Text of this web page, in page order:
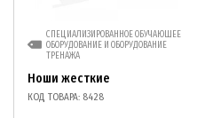
СПЕЦИАЛИЗИРОВАННОЕ ОБУЧАЮЩЕЕ
ОБОРУДОВАНИЕ И ОБОРУДОВАНИЕ
ТРЕНАЖА
Ноши жесткие
КОД ТОВАРА: 8428